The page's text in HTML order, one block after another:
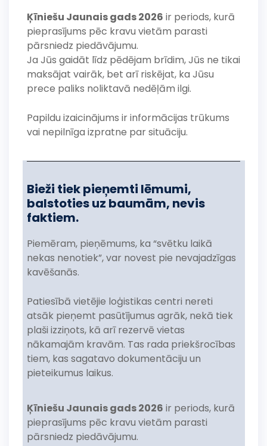
Ķīniešu Jaunais gads 2026 ir periods, kurā
pieprasījums pēc kravu vietām parasti
pārsniedz piedāvājumu.
Ja Jūs gaidāt līdz pēdējam brīdim, Jūs ne tikai
maksājat vairāk, bet arī riskējat, ka Jūsu
prece paliks noliktavā nedēļām ilgi.
Papildu izaicinājums ir informācijas trūkums
vai nepilnīga izpratne par situāciju.
Bieži tiek pieņemti lēmumi,
balstoties uz baumām, nevis
faktiem.
Piemēram, pieņēmums, ka “svētku laikā
nekas nenotiek”, var novest pie nevajadzīgas
kavēšanās.
Patiesībā vietējie loģistikas centri nereti
atsāk pieņemt pasūtījumus agrāk, nekā tiek
plaši izziņots, kā arī rezervē vietas
nākamajām kravām. Tas rada priekšrocības
tiem, kas sagatavo dokumentāciju un
pieteikumus laikus.
Ķīniešu Jaunais gads 2026 ir periods, kurā
pieprasījums pēc kravu vietām parasti
pārsniedz piedāvājumu.